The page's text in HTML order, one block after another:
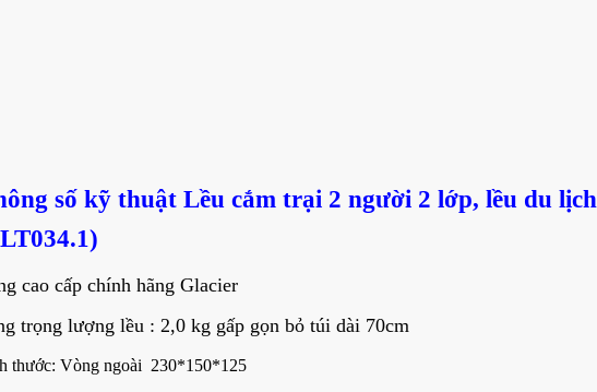
số kỹ thuật Lều cắm trại 2 người 2 lớp, lều du
cao cấp chính hãng Glacier
trọng lượng lều : 2,0 kg gấp gọn bỏ túi dài 70cm
thước: Vòng ngoài 230*150*125